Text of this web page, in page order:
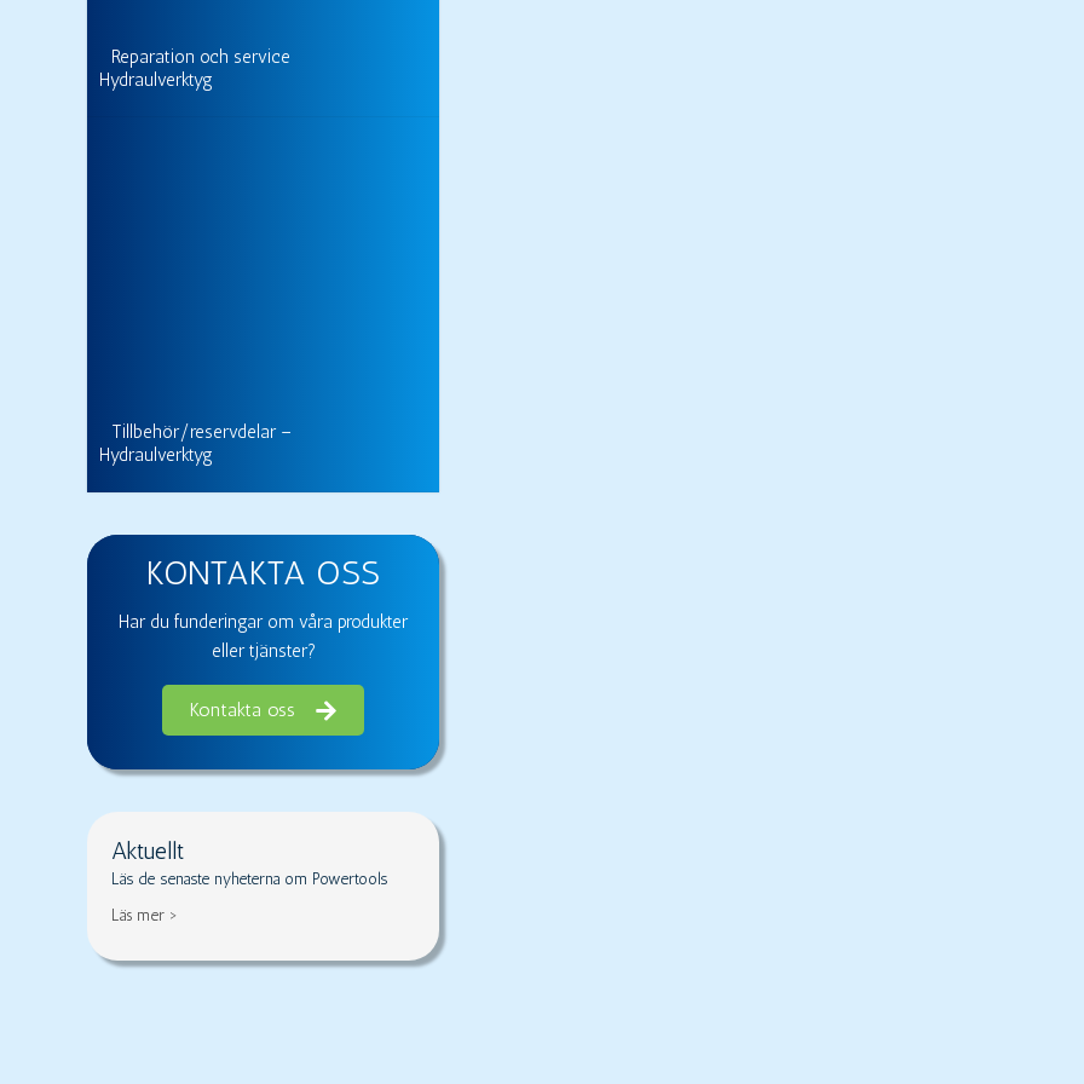
Reparation och service
Hydraulverktyg
Tillbehör/reservdelar –
Hydraulverktyg
KONTAKTA OSS
Har du funderingar om våra produkter
eller tjänster?
Kontakta oss
Aktuellt
Läs de senaste nyheterna om Powertools
Läs mer >